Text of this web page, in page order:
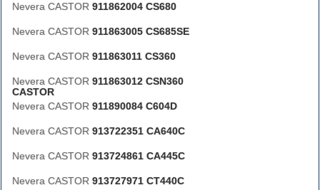
Nevera CASTOR 911862004 CS680
Nevera CASTOR 911863005 CS685SE
Nevera CASTOR 911863011 CS360
Nevera CASTOR 911863012 CSN360
CASTOR
Nevera CASTOR 911890084 C604D
Nevera CASTOR 913722351 CA640C
Nevera CASTOR 913724861 CA445C
Nevera CASTOR 913727971 CT440C